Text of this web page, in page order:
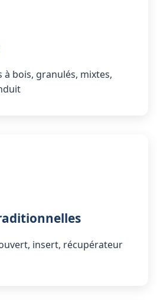
bois, granulés, mixtes,
insert, récupérateur